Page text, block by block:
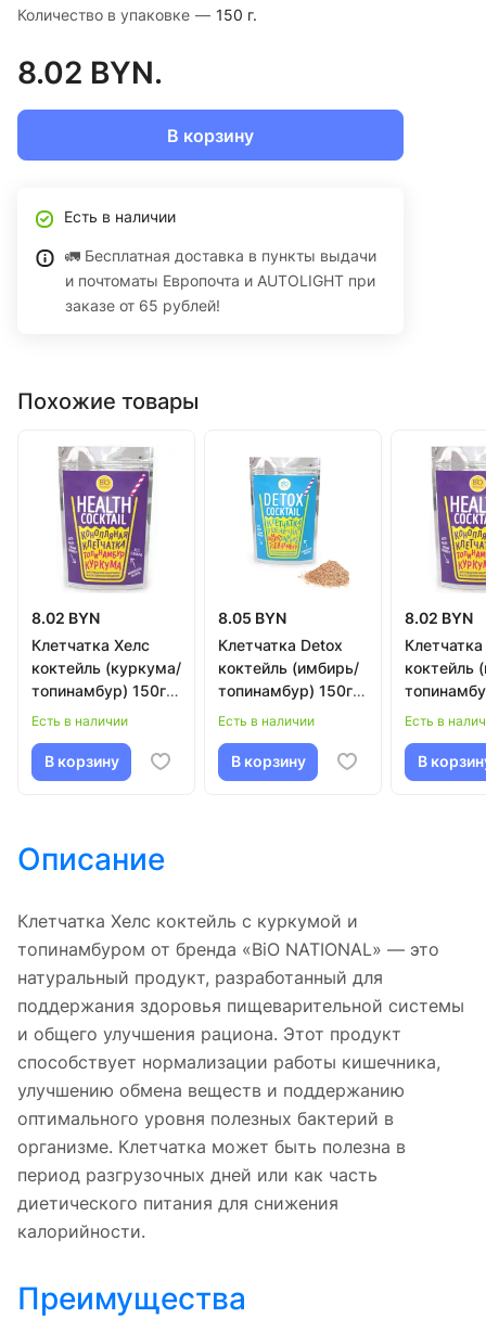
Количество в упаковке — 150 г.
8.02 BYN.
В корзину
Есть в наличии
🚛 Бесплатная доставка в пункты выдачи
и почтоматы Европочта и AUTOLIGHT при
заказе от 65 рублей!
Похожие товары
8.02 BYN
Клетчатка Хелс
коктейль (куркума/
топинамбур) 150г в
Бобруйске
Есть в наличии
В корзину
8.05 BYN
Клетчатка Detox
коктейль (имбирь/
топинамбур) 150г в
Бобруйске
Есть в наличии
В корзину
8.02 BYN
коктейль
Гродно
Есть в
В
Описание
Клетчатка Хелс коктейль с куркумой и
топинамбуром от бренда «BiO NATIONAL» — это
натуральный продукт, разработанный для
поддержания здоровья пищеварительной системы
и общего улучшения рациона. Этот продукт
способствует нормализации работы кишечника,
улучшению обмена веществ и поддержанию
оптимального уровня полезных бактерий в
организме. Клетчатка может быть полезна в
период разгрузочных дней или как часть
диетического питания для снижения
калорийности.
Преимущества